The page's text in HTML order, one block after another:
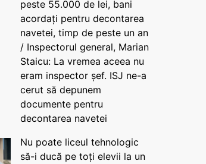
peste 55.000 de lei, bani
acordați pentru decontarea
navetei, timp de peste un an
/ Inspectorul general, Marian
Staicu: La vremea aceea nu
eram inspector șef. ISJ ne-a
cerut să depunem
documente pentru
decontarea navetei
Nu poate liceul tehnologic
să-i ducă pe toți elevii la un